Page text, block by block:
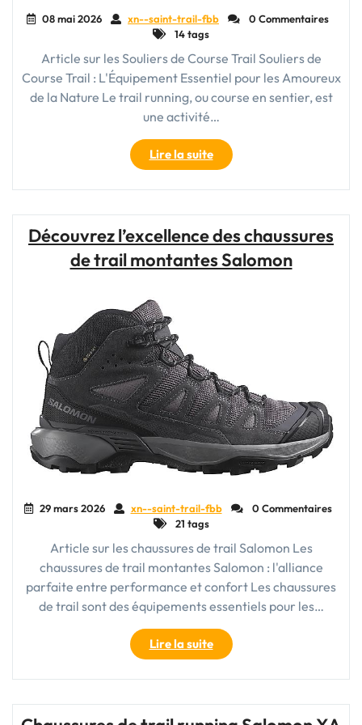
08 mai 2026 xn--saint-trail-fbb
0 Commentaires
14 tags
Article sur les Souliers de Course Trail Souliers de
Course Trail : L'Équipement Essentiel pour les Amoureux
de la Nature Le trail running, ou course en sentier, est
une activité…
Lire la suite"Choisir
les
Meilleurs
Course
Trail
Découvrez l’excellence des chaussures
de trail montantes Salomon
29 mars 2026 xn--saint-trail-fbb
0 Commentaires
21 tags
Article sur les chaussures de trail Salomon Les
chaussures de trail montantes Salomon : l'alliance
parfaite entre performance et confort Les chaussures
de trail sont des équipements essentiels pour les…
Lire la suite"Découvrez
l’excellence
des